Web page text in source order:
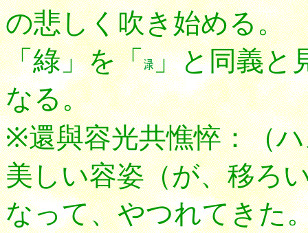
の悲しく吹き始める。
「綠」を「 」と同義と
なる。
※還與容光共憔悴：（
美しい容姿（が、移ろ
なって、やつれてきた